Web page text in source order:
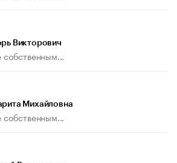
Викторович
собственным...
Михайловна
собственным...